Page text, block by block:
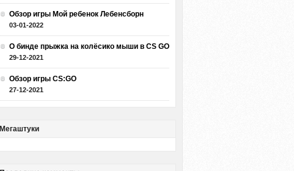
Обзор игры Мой ребенок Лебенсборн
03-01-2022
О бинде прыжка на колёсико мыши в CS GO
29-12-2021
Обзор игры CS:GO
27-12-2021
Мегаштуки